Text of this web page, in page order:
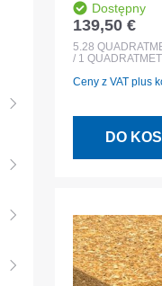
filc
między
Dostępny
Cena
139,50 €
5.28
/ 1
Ceny z VAT plus
DO